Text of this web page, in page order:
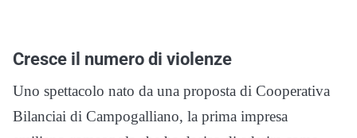
Cresce il numero di violenze
Uno spettacolo nato da una proposta di Cooperativa
Bilanciai di Campogalliano, la prima impresa